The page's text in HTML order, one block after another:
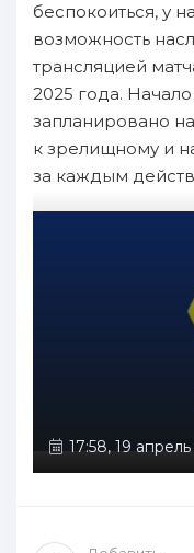
беспокоиться, у
возможность
трансляцией
2025 года.
запланировано
к зрелищному и
за каждым
17:58, 19